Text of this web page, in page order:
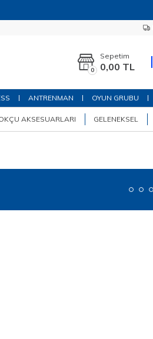
0
Sepetim
0,00 TL
ANTRENMAN OYUN GRUBU
AKSESUARLARI GELENEKSEL